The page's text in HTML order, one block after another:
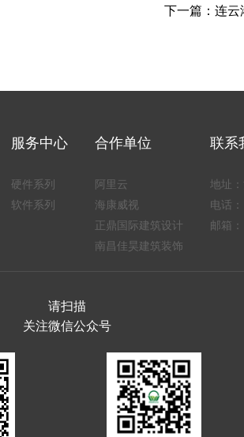
下一篇：连云
服务中心
硬件系列
软件系列
合作单位
阿里云
海康威视
正鼎国际建筑设计
南昌佳昊建筑装饰
联系
地址
电话
邮箱
请扫描
关注微信公众号